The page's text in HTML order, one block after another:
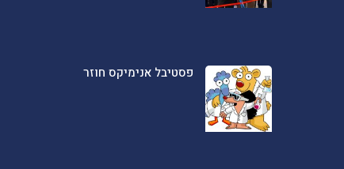
פסטיבל אנימיקס חוזר